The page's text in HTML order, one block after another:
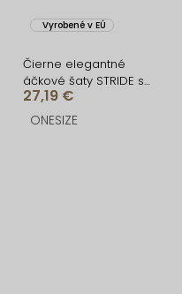
Vyrobené v EÚ
Čierne elegantné
áčkové šaty STRIDE s
kamienkami
27,19 €
ONESIZE